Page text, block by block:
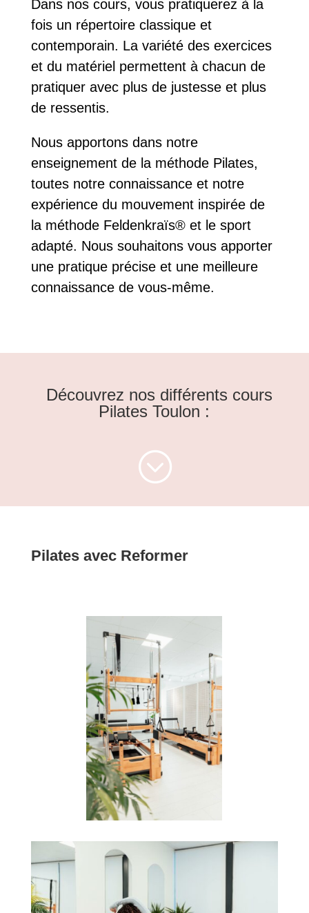
Dans nos cours, vous pratiquerez à la
fois un répertoire classique et
contemporain. La variété des exercices
et du matériel permettent à chacun de
pratiquer avec plus de justesse et plus
de ressentis.
Nous apportons dans notre
enseignement de la méthode Pilates,
toutes notre connaissance et notre
expérience du mouvement inspirée de
la méthode Feldenkraïs® et le sport
adapté. Nous souhaitons vous apporter
une pratique précise et une meilleure
connaissance de vous-même.
Découvrez nos différents cours
Pilates Toulon :
;
Pilates avec Reformer